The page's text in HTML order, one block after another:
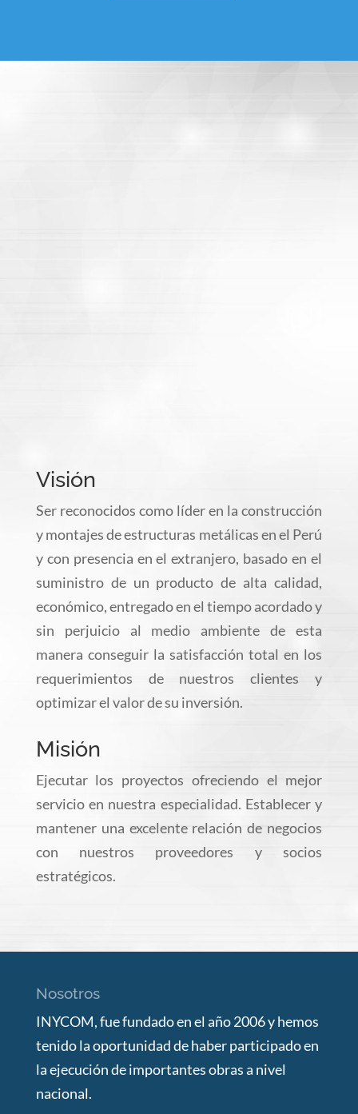
Visión
Ser reconocidos como líder en la construcción
y montajes de estructuras metálicas en el Perú
y con presencia en el extranjero, basado en el
suministro de un producto de alta calidad,
económico, entregado en el tiempo acordado y
sin perjuicio al medio ambiente de esta
manera conseguir la satisfacción total en los
requerimientos de nuestros clientes y
optimizar el valor de su inversión.
Misión
Ejecutar los proyectos ofreciendo el mejor
servicio en nuestra especialidad. Establecer y
mantener una excelente relación de negocios
con nuestros proveedores y socios
estratégicos.
Nosotros
INYCOM, fue fundado en el año 2006 y hemos
tenido la oportunidad de haber participado en
la ejecución de importantes obras a nivel
nacional.